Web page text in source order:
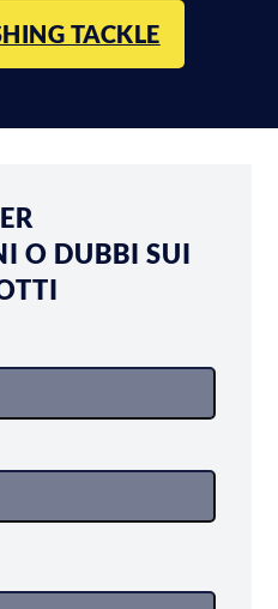
TACKLE
O DUBBI SUI